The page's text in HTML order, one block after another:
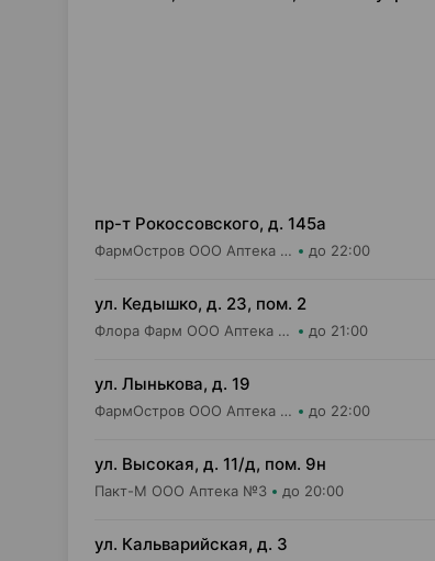
пр-т Рокоссовского, д. 145а
ФармОстров ООО Аптека №9 на Рокоссовского до 22:00
ул. Кедышко, д. 23, пом. 2
Флора Фарм ООО Аптека №21 до 21:00
ул. Лынькова, д. 19
ФармОстров ООО Аптека №7 на Лынькова до 22:00
ул. Высокая, д. 11/д, пом. 9н
Пакт-М ООО Аптека №3 до 20:00
ул. Кальварийская, д. 3